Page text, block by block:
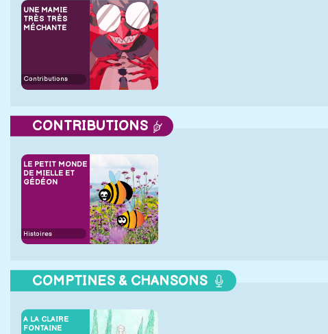
UNE MAMIE
TRÈS TRÈS
MÉCHANTE
Contributions
CONTRIBUTIONS
LE PETIT MONDE
DE MIELLE ET
GÉDÉON
Histoires
COMPTINES & CHANSONS
A LA CLAIRE
FONTAINE